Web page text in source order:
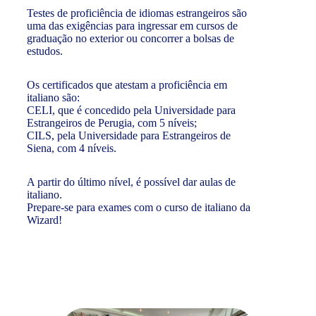
Testes de proficiência de idiomas estrangeiros são
uma das exigências para ingressar em cursos de
graduação no exterior ou concorrer a bolsas de
estudos.
Os certificados que atestam a proficiência em
italiano são:
CELI, que é concedido pela Universidade para
Estrangeiros de Perugia, com 5 níveis;
CILS, pela Universidade para Estrangeiros de
Siena, com 4 níveis.
A partir do último nível, é possível dar aulas de
italiano.
Prepare-se para exames com o curso de italiano da
Wizard!